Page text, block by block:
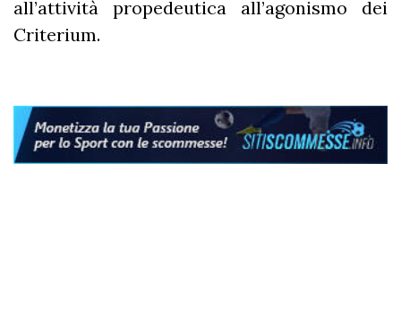
all’attività propedeutica all’agonismo dei
Criterium.